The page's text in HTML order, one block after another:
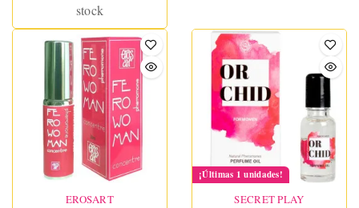
stock
EROSART
¡Últimas 1 unidades!
SECRET PLAY